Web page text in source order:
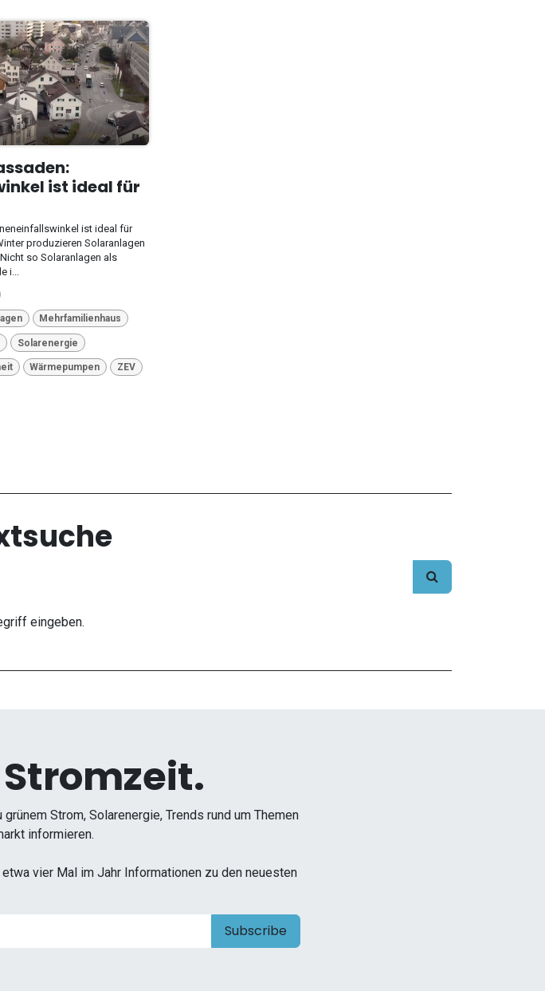
ist ideal für
ist ideal für
produzieren Solaranlagen
so Solaranlagen als
i...
Mehrfamilienhaus
Solarenergie
Wärmepumpen ZEV
eingeben.
Strom, Solarenergie, Trends rund um Themen
informieren.
vier Mal im Jahr Informationen zu den neuesten
Subscribe